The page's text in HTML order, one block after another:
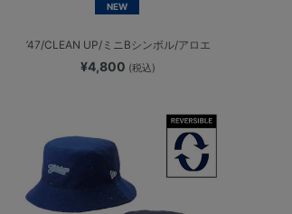
NEW
’47/CLEAN UP/ミニBシンボル/アロエ
¥4,800 (税込)